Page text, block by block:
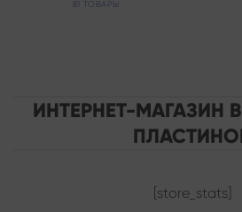
81 ТОВАРЫ
ИНТЕРНЕТ-МАГАЗИН
[store_stats]